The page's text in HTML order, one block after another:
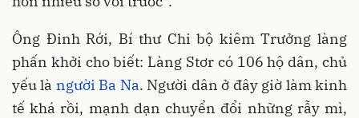
Ông Đinh Rới, Bí thư Chi bộ kiêm Trưởng làng
phấn khởi cho biết: Làng Stơr có 106 hộ dân, chủ
yếu là người Ba Na. Người dân ở đây giờ làm kinh
tế khá rồi, mạnh dạn chuyển đổi những rẫy mì,